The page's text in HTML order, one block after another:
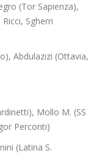
(Tor Sapienza),
Sgherri
Abdulazizi (Ottavia,
Mollo M. (SS
Perconti)
(Latina S.